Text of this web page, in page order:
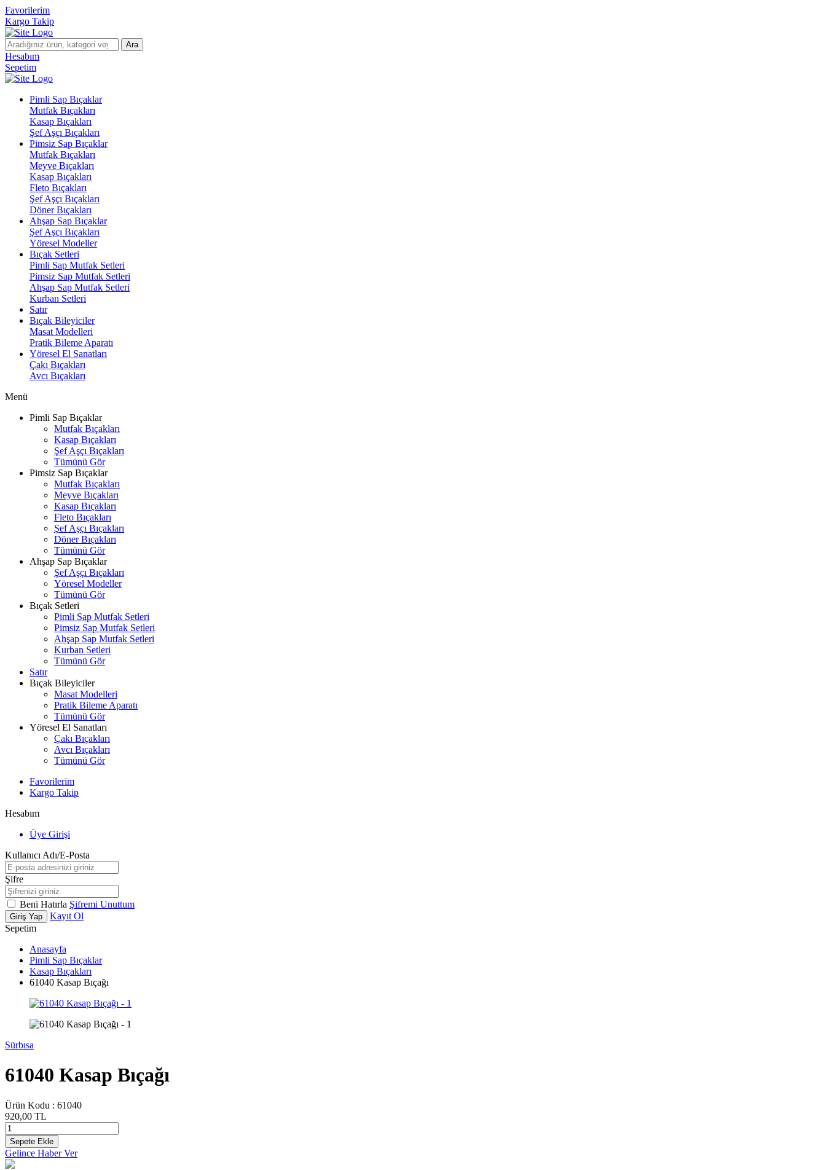
Favorilerim
Kargo Takip
Ara
Hesabım
Sepetim
Pimli Sap Bıçaklar
Mutfak Bıçakları
Kasap Bıçakları
Şef Aşçı Bıçakları
Pimsiz Sap Bıçaklar
Mutfak Bıçakları
Meyve Bıçakları
Kasap Bıçakları
Fleto Bıçakları
Şef Aşçı Bıçakları
Döner Bıçakları
Ahşap Sap Bıçaklar
Şef Aşçı Bıçakları
Yöresel Modeller
Bıçak Setleri
Pimli Sap Mutfak Setleri
Pimsiz Sap Mutfak Setleri
Ahşap Sap Mutfak Setleri
Kurban Setleri
Satır
Bıçak Bileyiciler
Masat Modelleri
Pratik Bileme Aparatı
Yöresel El Sanatları
Çakı Bıçakları
Avcı Bıçakları
Menü
Pimli Sap Bıçaklar
Mutfak Bıçakları
Kasap Bıçakları
Şef Aşçı Bıçakları
Tümünü Gör
Pimsiz Sap Bıçaklar
Mutfak Bıçakları
Meyve Bıçakları
Kasap Bıçakları
Fleto Bıçakları
Şef Aşçı Bıçakları
Döner Bıçakları
Tümünü Gör
Ahşap Sap Bıçaklar
Şef Aşçı Bıçakları
Yöresel Modeller
Tümünü Gör
Bıçak Setleri
Pimli Sap Mutfak Setleri
Pimsiz Sap Mutfak Setleri
Ahşap Sap Mutfak Setleri
Kurban Setleri
Tümünü Gör
Satır
Bıçak Bileyiciler
Masat Modelleri
Pratik Bileme Aparatı
Tümünü Gör
Yöresel El Sanatları
Çakı Bıçakları
Avcı Bıçakları
Tümünü Gör
Favorilerim
Kargo Takip
Hesabım
Üye Girişi
Kullanıcı Adı/E-Posta
Şifre
Beni Hatırla Şifremi Unuttum
Giriş Yap
Kayıt Ol
Sepetim
Anasayfa
Pimli Sap Bıçaklar
Kasap Bıçakları
61040 Kasap Bıçağı
Sürbısa
61040 Kasap Bıçağı
Ürün Kodu : 61040
920,00 TL
Sepete Ekle
Gelince Haber Ver